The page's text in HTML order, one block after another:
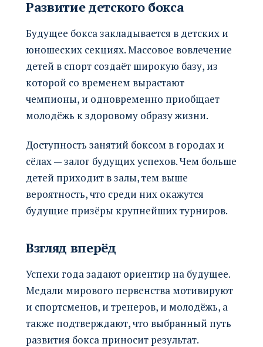
Развитие детского бокса
Будущее бокса закладывается в детских и
юношеских секциях. Массовое вовлечение
детей в спорт создаёт широкую базу, из
которой со временем вырастают
чемпионы, и одновременно приобщает
молодёжь к здоровому образу жизни.
Доступность занятий боксом в городах и
сёлах — залог будущих успехов. Чем больше
детей приходит в залы, тем выше
вероятность, что среди них окажутся
будущие призёры крупнейших турниров.
Взгляд вперёд
Успехи года задают ориентир на будущее.
Медали мирового первенства мотивируют
и спортсменов, и тренеров, и молодёжь, а
также подтверждают, что выбранный путь
развития бокса приносит результат.